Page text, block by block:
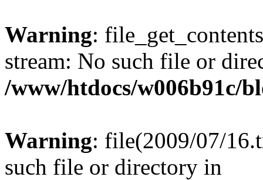
Warning:
stream: No such file or
/www/htdocs/w006b91c/
Warning: file(2009/07/
such file or directory in